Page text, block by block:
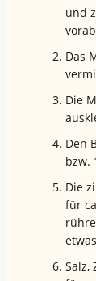
und
Das
Die
Den
bzw.
Die
für
Salz,